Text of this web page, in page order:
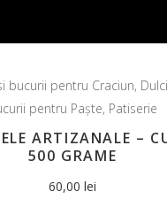
bucurii pentru Craciun,
pentru Paște, Patiserie
ARTIZANALE –
500 GRAME
60,00 lei